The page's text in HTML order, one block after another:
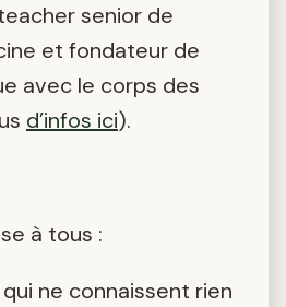
senior de
et fondateur de
avec le corps des
d’infos ici).
à tous :
ne connaissent rien